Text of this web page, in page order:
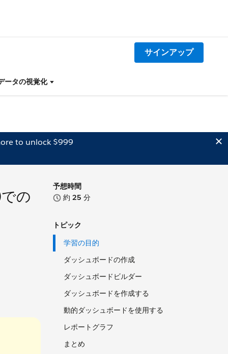
サインアップ
ータの視覚化
to unlock $999
予想時間
約 25 分
トピック
学習の目的
ダッシュボードの作成
ダッシュボードビルダー
ダッシュボードを作成する
動的ダッシュボードを使用する
レポートグラフ
まとめ
の